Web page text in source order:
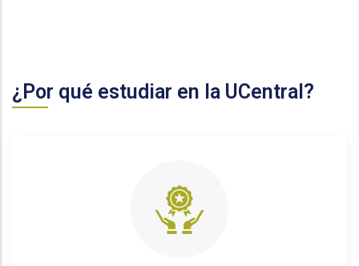
¿Por qué estudiar en la UCentral?